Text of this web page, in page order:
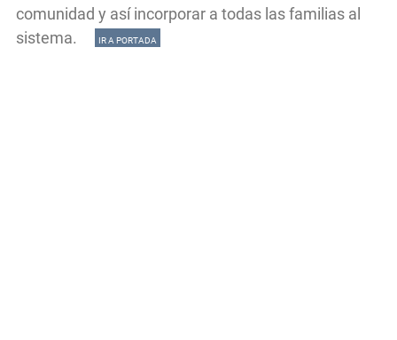
comunidad y así incorporar a todas las familias al
sistema.
IR A PORTADA